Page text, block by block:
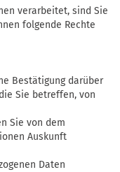
verarbeitet, sind Sie
folgende Rechte
Bestätigung darüber
Sie betreffen, von
Sie von dem
Auskunft
Daten